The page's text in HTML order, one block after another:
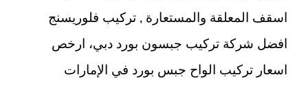
اسقف المعلقة والمستعارة , تركيب فلوريسنج
افضل شركة تركيب جبسون بورد دبي، ارخص
اسعار تركيب الواح جبس بورد في الإمارات